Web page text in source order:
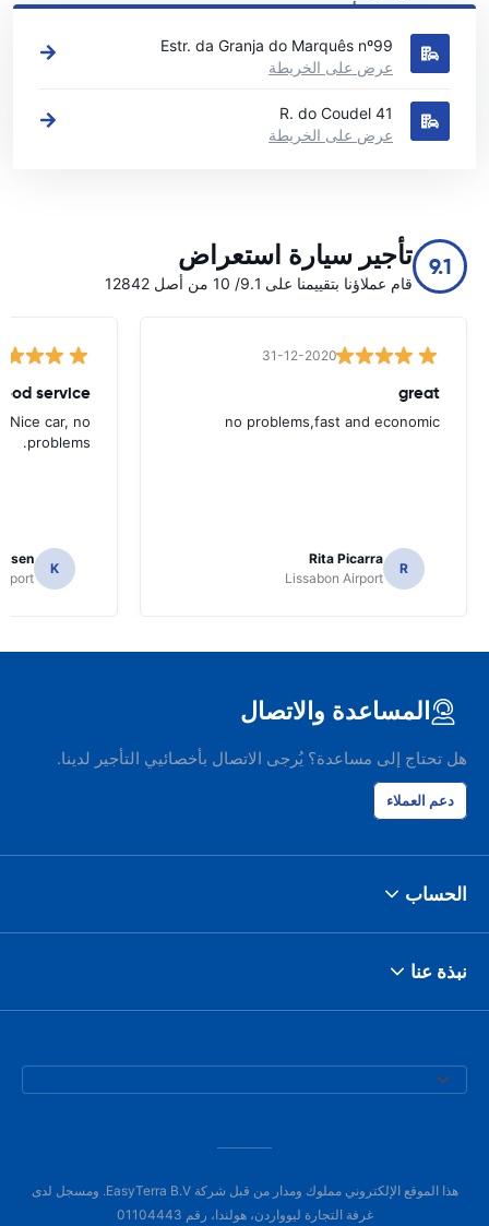
اطلع على مواقع تأجير السيارات الرئيسية لدينا في سينترا
Estr. da Granja do Marquês nº99
عرض على الخريطة
R. do Coudel 41
عرض على الخريطة
9.1 تأجير سيارة استعراض
قام عملاؤنا بتقييمنا على 9.1/ 10 من أصل 12842
31-12-2020
great
no problems,fast and economic
R
Rita Picarra
Lissabon Airport
service.
Nice car, no
problems.
K
المساعدة والاتصال
هل تحتاج إلى مساعدة؟ يُرجى الاتصال بأخصائيي التأجير لدينا.
دعم العملاء
الحساب
نبذة عنا
هذا الموقع الإلكتروني مملوك ومدار من قبل شركة EasyTerra B.V. ومسجل لدى
غرفة التجارة ليوواردن، هولندا، رقم 01104443